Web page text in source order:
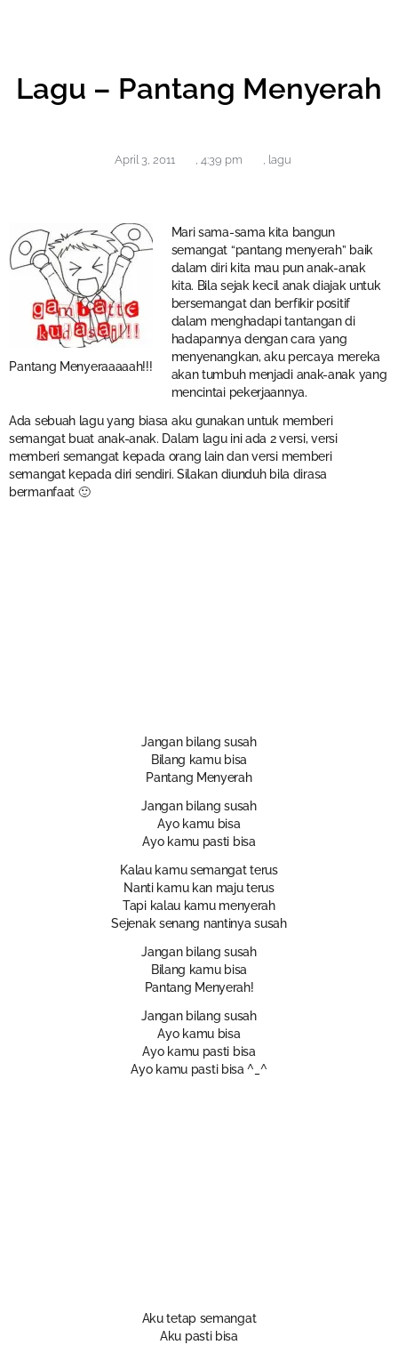
Lagu – Pantang Menyerah
April 3, 2011 , 4:39 pm , lagu
Pantang Menyeraaaaah!!!
Mari sama-sama kita bangun
semangat “pantang menyerah” baik
dalam diri kita mau pun anak-anak
kita. Bila sejak kecil anak diajak untuk
bersemangat dan berfikir positif
dalam menghadapi tantangan di
hadapannya dengan cara yang
menyenangkan, aku percaya mereka
akan tumbuh menjadi anak-anak yang
mencintai pekerjaannya.
Ada sebuah lagu yang biasa aku gunakan untuk memberi
semangat buat anak-anak. Dalam lagu ini ada 2 versi, versi
memberi semangat kepada orang lain dan versi memberi
semangat kepada diri sendiri. Silakan diunduh bila dirasa
bermanfaat 🙂
Jangan bilang susah
Bilang kamu bisa
Pantang Menyerah
Jangan bilang susah
Ayo kamu bisa
Ayo kamu pasti bisa
Kalau kamu semangat terus
Nanti kamu kan maju terus
Tapi kalau kamu menyerah
Sejenak senang nantinya susah
Jangan bilang susah
Bilang kamu bisa
Pantang Menyerah!
Jangan bilang susah
Ayo kamu bisa
Ayo kamu pasti bisa
Ayo kamu pasti bisa ^_^
Aku tetap semangat
Aku pasti bisa